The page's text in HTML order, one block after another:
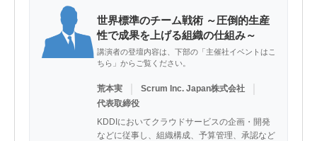
世界標準のチーム戦術 ～圧倒的生産
性で成果を上げる組織の仕組み～
講演者の登壇内容は、下部の「主催社イベントはこ
ちら」からご覧ください。
荒本実 Scrum Inc. Japan株式会社
代表取締役
KDDIにおいてクラウドサービスの企画・開発
などに従事し、組織構成、予算管理、承認など